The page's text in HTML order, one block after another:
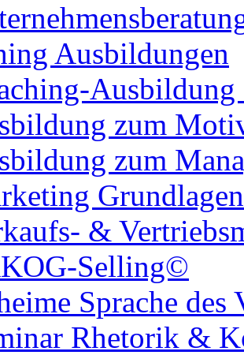
Ausbildungen
zum
zum
&
Selling©
Sprache
Rhetorik &